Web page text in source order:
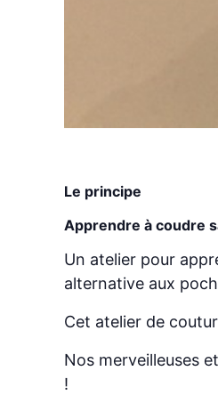
Le principe
Apprendre à coudre
Un atelier pour
alternative aux
Cet atelier de
Nos merveilleuses
!